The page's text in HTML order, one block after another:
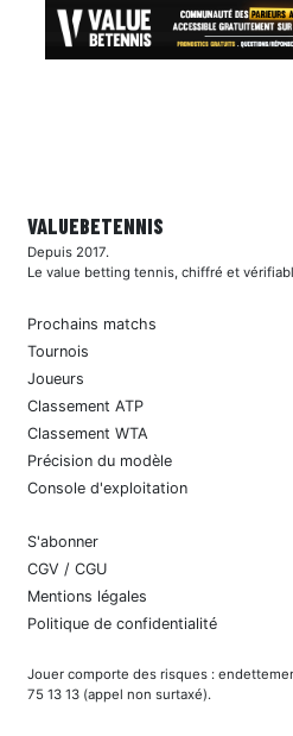
VALUEBETENNIS
Depuis 2017.
Le value betting tennis, chiffré et
Prochains matchs
Tournois
Joueurs
Classement ATP
Classement WTA
Précision du modèle
Console d'exploitation
S'abonner
CGV / CGU
Mentions légales
Politique de confidentialité
Jouer comporte des risques :
75 13 13 (appel non surtaxé).